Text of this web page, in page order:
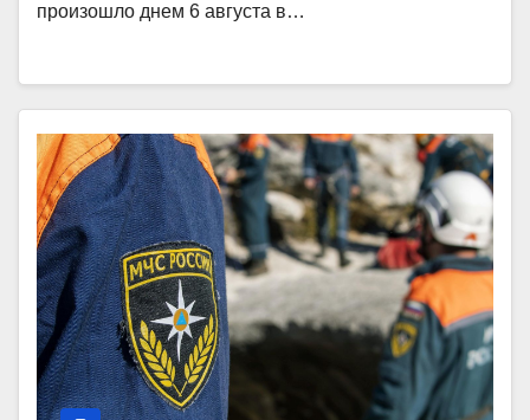
произошло днем 6 августа в…